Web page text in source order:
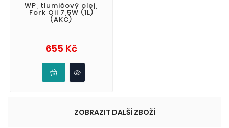
WP, tlumičový olej,
Fork Oil 7,5W (1L)
(AKC)
655 KčCena
ZOBRAZIT DALŠÍ ZBOŽÍ